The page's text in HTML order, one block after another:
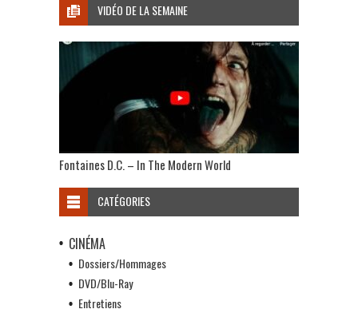
VIDÉO DE LA SEMAINE
Fontaines D.C. – In The Modern World
CATÉGORIES
CINÉMA
Dossiers/Hommages
DVD/Blu-Ray
Entretiens